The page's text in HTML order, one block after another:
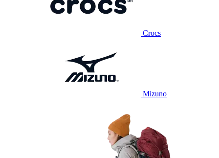
Crocs
Mizuno